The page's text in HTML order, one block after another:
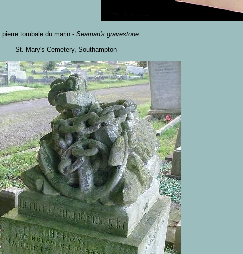
pierre tombale du marin - Seaman's gravestone
St. Mary's Cemetery, Southampton